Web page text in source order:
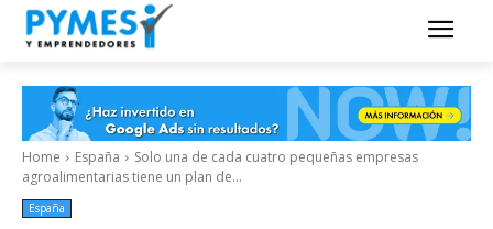
Home España
Solo una de cada cuatro pequeñas empresas
agroalimentarias tiene un plan de...
España